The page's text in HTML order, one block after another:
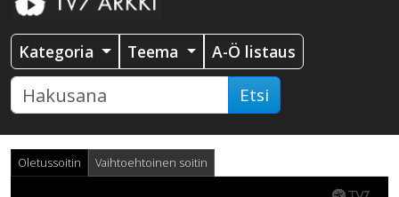
Kategoria Teema A-Ö listaus
Etsi
Oletussoitin Vaihtoehtoinen soitin